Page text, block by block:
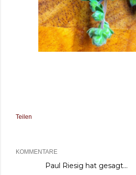
Teilen
KOMMENTARE
Paul Riesig hat gesagt…